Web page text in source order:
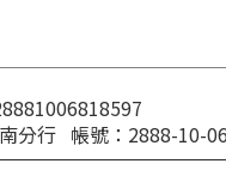
分行 帳號：2888-10-